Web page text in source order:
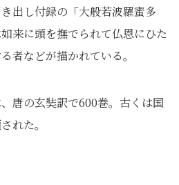
出し付録の「大般若波羅蜜多
来に頭を撫でられて仏恩にひた
者などが描かれている。
唐の玄奘訳で600巻。古くは国
れた。